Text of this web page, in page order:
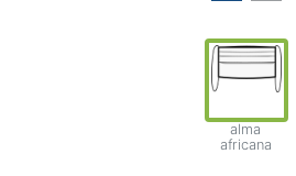
alma
africana